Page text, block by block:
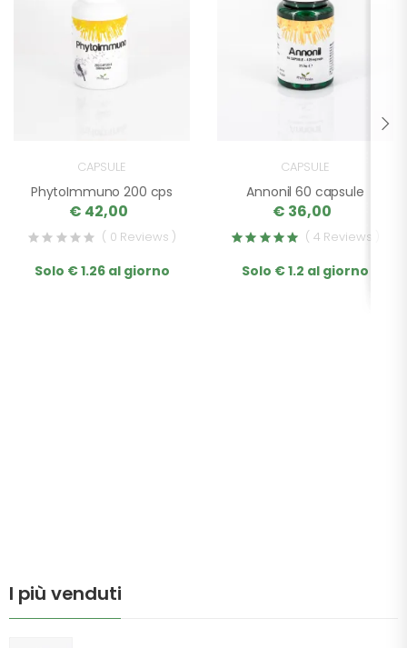
CAPSULE
PhytoImmuno 200 cps
€ 42,00
( 0 Reviews )
Solo € 1.26 al giorno
CAPSULE
Annonil 60 capsule
€ 36,00
( 4 Reviews )
Solo € 1.2 al giorno
I più venduti